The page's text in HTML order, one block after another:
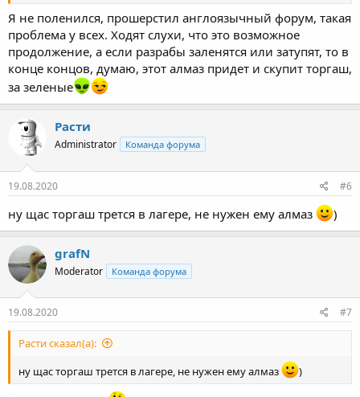
Я не поленился, прошерстил англоязычный форум, такая
проблема у всех. Ходят слухи, что это возможное
продолжение, а если разрабы заленятся или затупят, то в
конце концов, думаю, этот алмаз придет и скупит торгаш,
за зеленые
Расти
Administrator Команда форума
19.08.2020 #6
ну щас торгаш трется в лагере, не нужен ему алмаз )
grafN
Moderator Команда форума
19.08.2020 #7
Расти сказал(а):
ну щас торгаш трется в лагере, не нужен ему алмаз
)